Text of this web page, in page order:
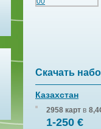
Скачать
Казахстан
2958 карт в
1-250 €